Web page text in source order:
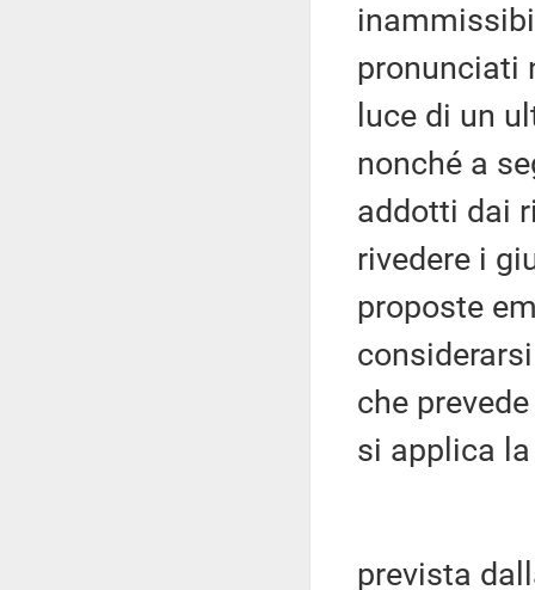
pronunciati
luce di un
nonché a
addotti dai
rivedere i
proposte
che
si applica
prevista